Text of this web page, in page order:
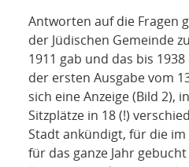
Antworten auf die Fragen
der Jüdischen Gemeinde
1911 gab und das bis
der ersten Ausgabe vom
sich eine Anzeige (Bild 2),
Sitzplätze in 18 (!)
Stadt ankündigt, für die
für das ganze Jahr